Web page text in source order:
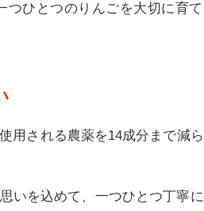
ひとつのりんごを大切に育て
用される農薬を14成分まで減
いを込めて、一つひとつ丁寧